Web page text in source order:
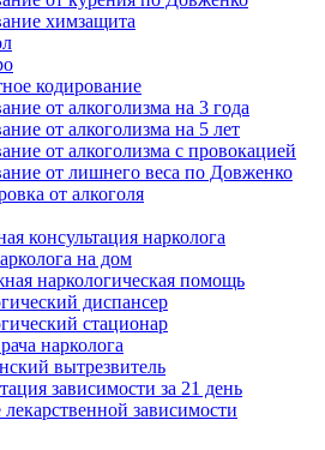
химзащита
кодирование
от алкоголизма на 3 года
от алкоголизма на 5 лет
от алкоголизма с провокацией
от лишнего веса по Довженко
от алкоголя
консультация нарколога
на дом
наркологическая помощь
диспансер
стационар
нарколога
вытрезвитель
зависимости за 21 день
зависимости